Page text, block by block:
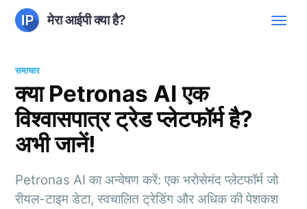
मेरा आईपी क्या है?
समाचार
क्या Petronas AI एक
विश्वासपात्र ट्रेड प्लेटफॉर्म है?
अभी जानें!
Petronas AI का अन्वेषण करें: एक भरोसेमंद प्लेटफॉर्म जो
रीयल-टाइम डेटा, स्वचालित ट्रेडिंग और अधिक की पेशकश